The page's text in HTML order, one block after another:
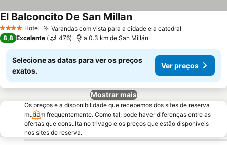
4 EstrelasHotel Varandas com vista para a cidade e a catedral
El Balconcito De San Millan
8,8 Excelente 476 a 0.3 km de San Millán
Selecione as datas para ver os preços
exatos.
Ver preços
Mostrar mais
Os preços e a disponibilidade que recebemos dos sites de reserva
mudam frequentemente. Como tal, pode haver diferenças entre as
ofertas que consulta no trivago e os preços que estão disponíveis
nos sites de reserva.